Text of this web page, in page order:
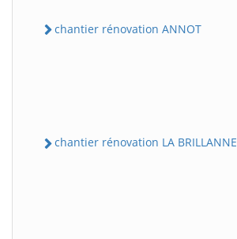
chantier rénovation ANNOT
chantier rénovation LA BRILLANNE